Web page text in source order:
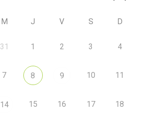
M J V S D
31 1 2 3 4
7 8 9 10 11
14 15 16 17 18